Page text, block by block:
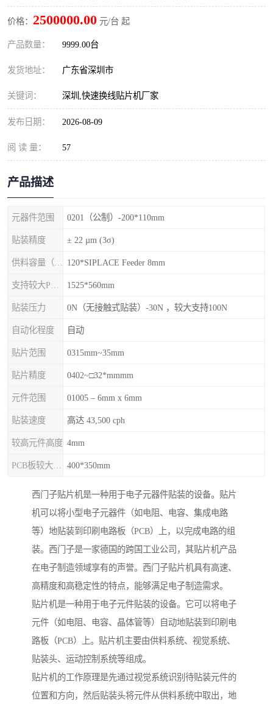
价格： 2500000.00 元/台 起
产品数量： 9999.00台
发货地址： 广东省深圳市
关键词： 深圳,快速换线贴片机厂家
发布日期： 2026-08-09
阅 读 量： 57
产品描述
元器件范围 0201（公制）-200*110mm
贴装精度 ± 22 µm (3σ)
120*SIPLACE Feeder 8mm
1525*560mm
贴装压力 0N（无接触式贴装）-30N ，较大支持100N
自动化程度 自动
贴片范围 0315mm~35mm
贴片精度 0402~□32*mmmm
元件范围 01005 – 6mm x 6mm
贴装速度 高达 43,500 cph
较高元件高度 4mm
400*350mm
西门子贴片机是一种用于电子元器件贴装的设备。贴片
机可以将小型电子元器件（如电阻、电容、集成电路
等）地贴装到印刷电路板（PCB）上，以完成电路的组
装。西门子是一家德国的跨国工业公司，其贴片机产品
在电子制造领域享有的声誉。西门子贴片机具有高速、
高精度和高稳定性的特点，能够满足电子制造需求。
贴片机是一种用于电子元件贴装的设备。它可以将电子
元件（如电阻、电容、晶体管等）自动地贴装到印刷电
路板（PCB）上。贴片机主要由供料系统、视觉系统、
贴装头、运动控制系统等组成。
贴片机的工作原理是先通过视觉系统识别待贴装元件的
位置和方向，然后贴装头将元件从供料系统中取出，地